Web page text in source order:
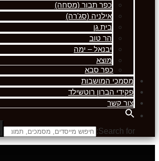
כפר תבור (מסחה)
אילניה (סג'רה)
בית גן
הר טוב
יבנאל – ימה
מוצא
כפר סבא
מסמכי המושבות
פקידי הברון רוטשילד
צור קשר
Search for: